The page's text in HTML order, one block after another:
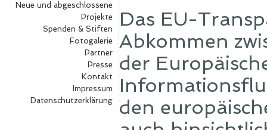
Neue und abgeschlossene
Projekte
Spenden & Stiften
Fotogalerie
Partner
Presse
Kontakt
Impressum
Datenschutzerklärung
Das EU-
Abkommen
der
den